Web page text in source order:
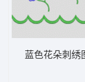
蓝色花朵刺绣